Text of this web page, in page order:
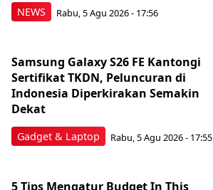
NEWS Rabu, 5 Agu 2026 - 17:56
Gadget & Laptop
Samsung Galaxy S26 FE Kantongi
Sertifikat TKDN, Peluncuran di
Indonesia Diperkirakan Semakin
Dekat
Rabu, 5 Agu 2026 - 17:55
5 Tips Mengatur Budget In This